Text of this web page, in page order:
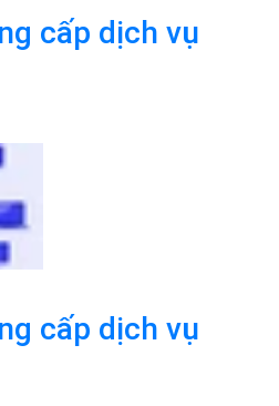
bảo mật máy
N8N: Cung